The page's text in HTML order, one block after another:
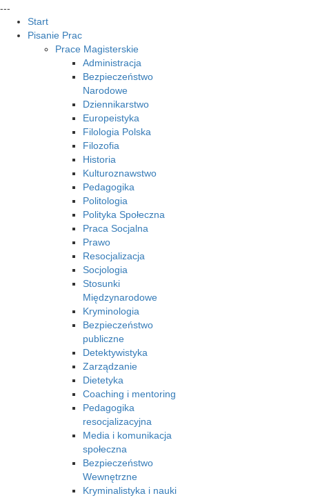
---
Start
Pisanie Prac
Prace Magisterskie
Administracja
Bezpieczeństwo
Narodowe
Dziennikarstwo
Europeistyka
Filologia Polska
Filozofia
Historia
Kulturoznawstwo
Pedagogika
Politologia
Polityka Społeczna
Praca Socjalna
Prawo
Resocjalizacja
Socjologia
Stosunki
Międzynarodowe
Kryminologia
Bezpieczeństwo
publiczne
Detektywistyka
Zarządzanie
Dietetyka
Coaching i mentoring
Pedagogika
resocjalizacyjna
Media i komunikacja
społeczna
Bezpieczeństwo
Wewnętrzne
Kryminalistyka i nauki